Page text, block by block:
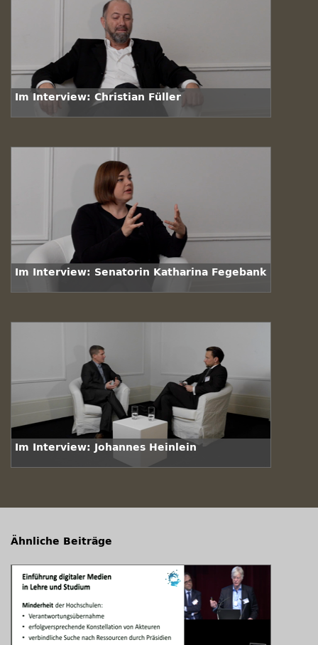
Im Interview: Christian Füller
Im Interview: Senatorin Katharina Fegebank
Im Interview: Johannes Heinlein
Ähnliche Beiträge